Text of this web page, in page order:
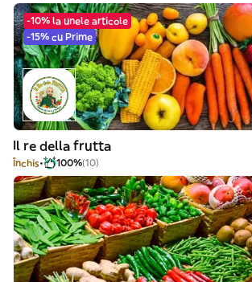
-10% la unele articole
-15% cu Prime
Il re della frutta
Închis 100%(10)